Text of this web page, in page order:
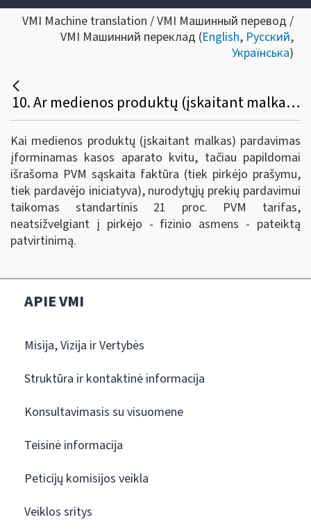
VMI Machine translation / VMI Машинный перевод /
VMI Машинний переклад (English, Русский,
Українська)
10. Ar medienos produktų (įskaitant malkas) pardavimui taikomas lengvatinis 9 proc. PVM tarifas, kai nurodytų prekių pardavimas įforminamas kasos aparato kvitu, papildomai išduodama PVM sąskaita faktūra, o pirkėjas – fizinis asmuo pateikia raštišką patvirtinimą, kad įsigyti medienos produktai (įskaitant malkas) bus naudojami šeimos ar namų ūkio poreikiams, nesusijusiems su ūkine komercine ar profesine veikla?
Kai medienos produktų (įskaitant malkas) pardavimas
įforminamas kasos aparato kvitu, tačiau papildomai
išrašoma PVM sąskaita faktūra (tiek pirkėjo prašymu,
tiek pardavėjo iniciatyva), nurodytųjų prekių pardavimui
taikomas standartinis 21 proc. PVM tarifas,
neatsižvelgiant į pirkėjo - fizinio asmens - pateiktą
patvirtinimą.
APIE VMI
Misija, Vizija ir Vertybės
Struktūra ir kontaktinė informacija
Konsultavimasis su visuomene
Teisinė informacija
Peticijų komisijos veikla
Veiklos sritys